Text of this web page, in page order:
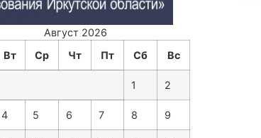
Август 2026
Вт Ср Чт Пт Сб Вс
1 2
4 5 6 7 8 9